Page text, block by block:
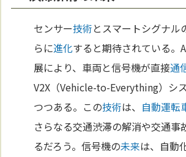
センサー技術とスマートシグナル
らに進化すると期待されている。
展により、車両と信号機が直接通
V2X（Vehicle-to-Everything）シ
つつある。この技術は、 自動運転
さらなる交通渋滞の解消や交通事
るだろう。信号機の未来は、自動